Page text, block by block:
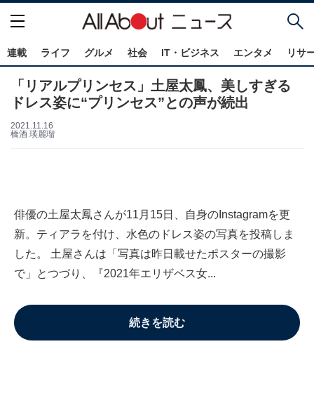
連載 ライフ グルメ 社会 IT・ビジネス エンタメ リサ
「リアルプリンセス」土屋太鳳、美しすぎる
ドレス姿に“プリンセス”との声が続出
2021.11.16
橋酒 瑛麗瑠
俳優の土屋太鳳さんが11月15日、自身のInstagramを更
新。ティアラを付け、水色のドレス姿の写真を投稿しま
した。 土屋さんは「写真は昨日載せたポスターの撮影
で」とつづり、『2021年エリザベス女...
続きを読む